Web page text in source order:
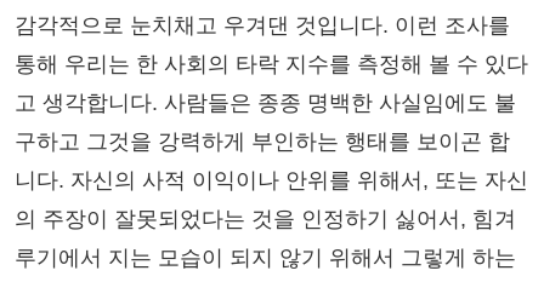
감각적으로 눈치채고 우겨댄 것입니다. 이런 조사를
통해 우리는 한 사회의 타락 지수를 측정해 볼 수 있다
고 생각합니다. 사람들은 종종 명백한 사실임에도 불
구하고 그것을 강력하게 부인하는 행태를 보이곤 합
니다. 자신의 사적 이익이나 안위를 위해서, 또는 자신
의 주장이 잘못되었다는 것을 인정하기 싫어서, 힘겨
루기에서 지는 모습이 되지 않기 위해서 그렇게 하는